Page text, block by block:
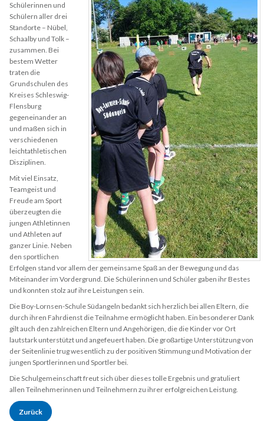
Schülerinnen und
Schülern aller drei
Standorte – Nübel,
Schaalby und Tolk –
zusammen. Bei
bestem Wetter
traten die
Grundschulen des
Kreises Schleswig-
Flensburg
gegeneinander an
und maßen sich in
verschiedenen
leichtathletischen
Disziplinen.
Mit viel Einsatz,
Teamgeist und
Freude am Sport
überzeugten die
jungen Athletinnen
und Athleten auf
ganzer Linie. Neben
den sportlichen
Erfolgen stand vor allem der gemeinsame Spaß an der Bewegung und das
Miteinander im Vordergrund. Die Schülerinnen und Schüler gaben ihr Bestes
und konnten stolz auf ihre Leistungen sein.
Die Boy-Lornsen-Schule Südangeln bedankt sich herzlich bei allen Eltern, die
durch ihren Fahrdienst die Teilnahme ermöglicht haben. Ein besonderer Dank
gilt auch den zahlreichen Eltern und Angehörigen, die die Kinder vor Ort
lautstark unterstützt und angefeuert haben. Die großartige Unterstützung von
der Seitenlinie trug wesentlich zu der positiven Stimmung und Motivation der
jungen Sportlerinnen und Sportler bei.
Die Schulgemeinschaft freut sich über dieses tolle Ergebnis und gratuliert
allen Teilnehmerinnen und Teilnehmern zu ihrer erfolgreichen Leistung.
Zurück